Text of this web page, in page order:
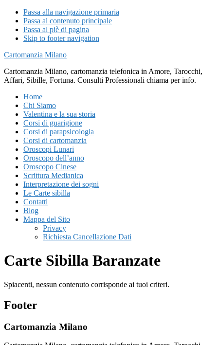
Passa alla navigazione primaria
Passa al contenuto principale
Passa al piè di pagina
Skip to footer navigation
Cartomanzia Milano
Cartomanzia Milano, cartomanzia telefonica in Amore, Tarocchi,
Affari, Sibille, Fortuna. Consulti Professionali chiama per info.
Home
Chi Siamo
Valentina e la sua storia
Corsi di guarigione
Corsi di parapsicologia
Corsi di cartomanzia
Oroscopi Lunari
Oroscopo dell’anno
Oroscopo Cinese
Scrittura Medianica
Interpretazione dei sogni
Le Carte sibilla
Contatti
Blog
Mappa del Sito
Privacy
Richiesta Cancellazione Dati
Carte Sibilla Baranzate
Spiacenti, nessun contenuto corrisponde ai tuoi criteri.
Footer
Cartomanzia Milano